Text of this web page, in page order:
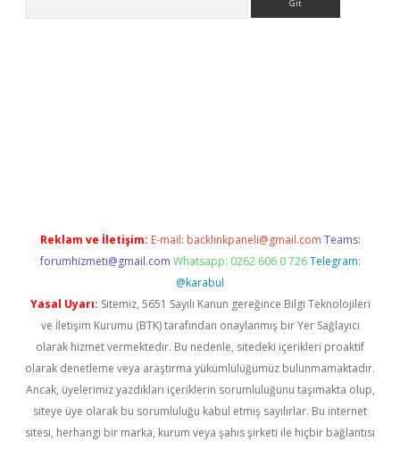
Reklam ve İletişim: E-mail: backlinkpaneli@gmail.com Teams:
forumhizmeti@gmail.com Whatsapp: 0262 606 0 726 Telegram:
@karabul
Yasal Uyarı: Sitemiz, 5651 Sayılı Kanun gereğince Bilgi Teknolojileri
ve İletişim Kurumu (BTK) tarafından onaylanmış bir Yer Sağlayıcı
olarak hizmet vermektedir. Bu nedenle, sitedeki içerikleri proaktif
olarak denetleme veya araştırma yükümlülüğümüz bulunmamaktadır.
Ancak, üyelerimiz yazdıkları içeriklerin sorumluluğunu taşımakta olup,
siteye üye olarak bu sorumluluğu kabul etmiş sayılırlar. Bu internet
sitesi, herhangi bir marka, kurum veya şahıs şirketi ile hiçbir bağlantısı